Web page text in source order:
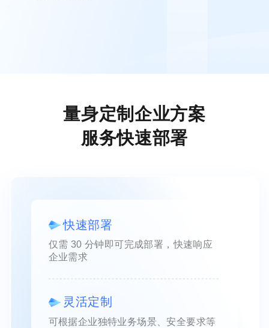
量身定制企业方案
服务快速部署
快速部署
仅需 30 分钟即可完成部署，快速响应
企业需求
灵活定制
可根据企业独特业务场景、安全要求等